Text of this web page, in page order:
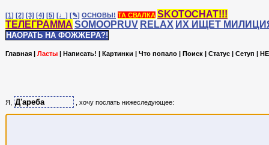
[1] [2] [3] [4] [5] [♩] [✎] ОСНОВЫ! ТА СВАЛКА SKOTOCHAT!!!
ТЕЛЕГРАММА SOMOOPRUV RELAX ИХ ИЩЕТ
НАОРАТЬ НА ФОЖЖЕРА?!
Главная | Ласты | Написать! | Картинки | Что попало | Поиск | Статус | Сетуп |
Я, , хочу послать нижеследующее: